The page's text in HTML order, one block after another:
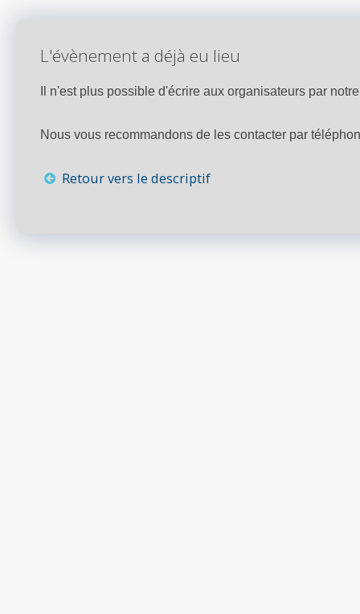
L'évènement a déjà eu lieu
Il n'est plus possible d'écrire aux organisateurs par
Nous vous recommandons de les contacter par
Retour vers le descriptif